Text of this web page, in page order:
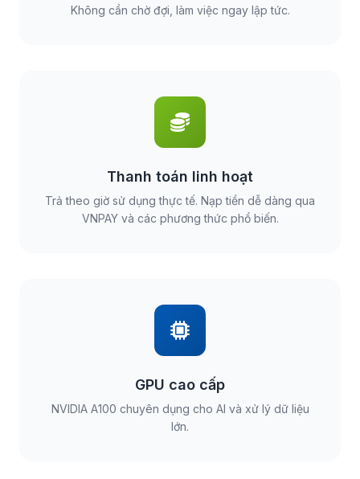
Không cần chờ đợi, làm việc ngay lập tức.
Thanh toán linh hoạt
Trả theo giờ sử dụng thực tế. Nạp tiền dễ dàng qua
VNPAY và các phương thức phổ biến.
GPU cao cấp
NVIDIA A100 chuyên dụng cho AI và xử lý dữ liệu
lớn.